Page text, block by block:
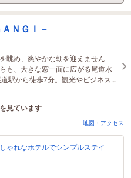
ＮＧＩ－
眺め、爽やかな朝を迎えません
も、大きな窓一面に広がる尾道水
駅から徒歩7分。観光やビジネスの
いのスタイリッシュなホテルです♪
見ています
地図・アクセス
ゃれなホテルでシンプルステイ